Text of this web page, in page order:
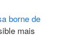
borne de
mais